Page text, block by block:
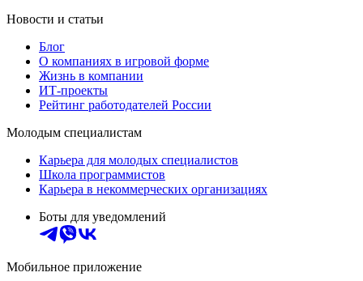
Новости и статьи
Блог
О компаниях в игровой форме
Жизнь в компании
ИТ-проекты
Рейтинг работодателей России
Молодым специалистам
Карьера для молодых специалистов
Школа программистов
Карьера в некоммерческих организациях
Боты для уведомлений
Мобильное приложение